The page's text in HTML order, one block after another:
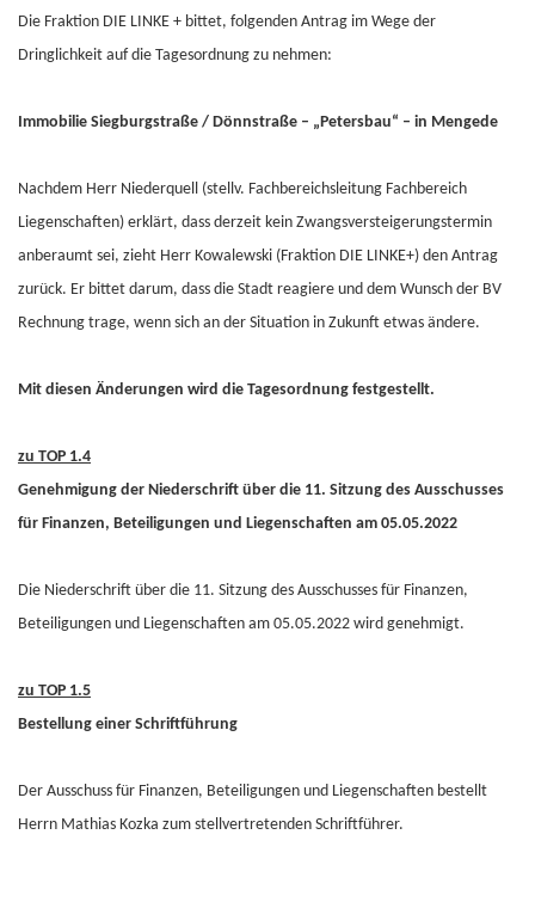
Die Fraktion DIE LINKE + bittet, folgenden Antrag im Wege der
Dringlichkeit auf die Tagesordnung zu nehmen:
Immobilie Siegburgstraße / Dönnstraße – „Petersbau“ – in Mengede
Nachdem Herr Niederquell (stellv. Fachbereichsleitung Fachbereich
Liegenschaften) erklärt, dass derzeit kein Zwangsversteigerungstermin
anberaumt sei, zieht Herr Kowalewski (Fraktion DIE LINKE+) den Antrag
zurück. Er bittet darum, dass die Stadt reagiere und dem Wunsch der BV
Rechnung trage, wenn sich an der Situation in Zukunft etwas ändere.
Mit diesen Änderungen wird die Tagesordnung festgestellt.
zu TOP 1.4
Genehmigung der Niederschrift über die 11. Sitzung des Ausschusses
für Finanzen, Beteiligungen und Liegenschaften am 05.05.2022
Die Niederschrift über die 11. Sitzung des Ausschusses für Finanzen,
Beteiligungen und Liegenschaften am 05.05.2022 wird genehmigt.
zu TOP 1.5
Bestellung einer Schriftführung
Der Ausschuss für Finanzen, Beteiligungen und Liegenschaften bestellt
Herrn Mathias Kozka zum stellvertretenden Schriftführer.